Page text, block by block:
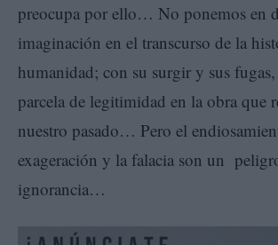
preocupa por ello… No ponemos en
imaginación en el transcurso de la
humanidad; con su surgir y sus
parcela de legitimidad en la obra que
nuestro pasado… Pero el
exageración y la falacia son un
ignorancia…